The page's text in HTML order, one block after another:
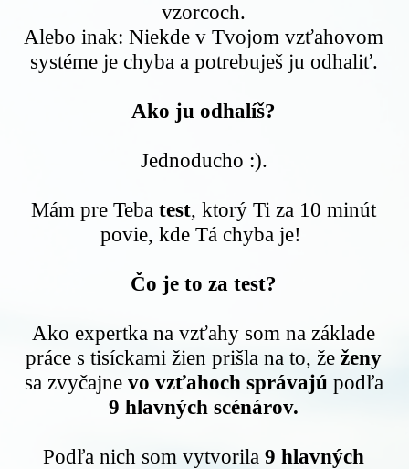
vzorcoch.
Alebo inak: Niekde v Tvojom vzťahovom
systéme je chyba a potrebuješ ju odhaliť.
Ako ju odhalíš?
Jednoducho :).
Mám pre Teba test, ktorý Ti za 10 minút
povie, kde Tá chyba je!
Čo je to za test?
Ako expertka na vzťahy som na základe
práce s tisíckami žien prišla na to, že ženy
sa zvyčajnevo vzťahoch správajúpodľa
9 hlavných scénárov.
Podľa nich som vytvorila9 hlavných